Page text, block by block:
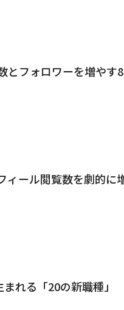
フォロワーを増やす
ール閲覧数を劇的に
まれる「20の新職種